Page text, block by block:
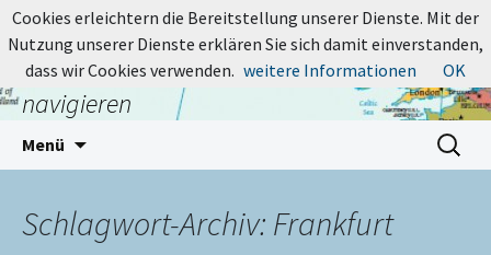
MapsBlog.de
Online-Karten: suchen, entdecken,
navigieren
Menü
Suchen
nach:
Schlagwort-Archiv: Frankfurt
Cookies erleichtern die Bereitstellung unserer Dienste. Mit der
Nutzung unserer Dienste erklären Sie sich damit einverstanden,
dass wir Cookies verwenden. weitere Informationen OK